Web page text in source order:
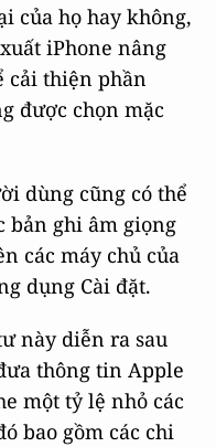
của họ hay không,
iPhone nâng
cải thiện phần
được chọn mặc
dùng cũng có thể
bản ghi âm giọng
các máy chủ của
dụng Cài đặt.
này diễn ra sau
thông tin Apple
một tỷ lệ nhỏ các
bao gồm các chi